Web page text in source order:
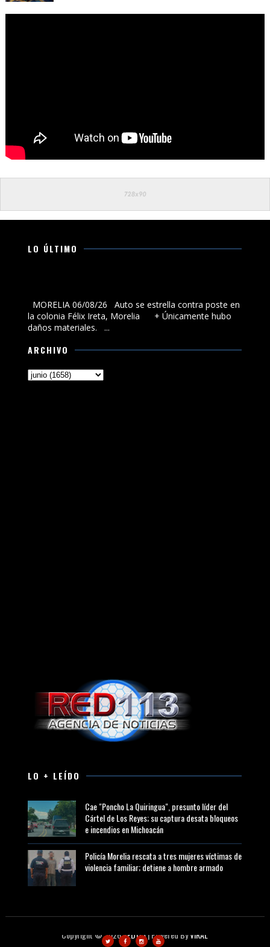
LO ÚLTIMO
MORELIA 06/08/26 Auto se estrella contra poste en
la colonia Félix Ireta, Morelia + Únicamente hubo
daños materiales. ...
ARCHIVO
LO + LEÍDO
Cae "Poncho La Quiringua", presunto líder del
Cártel de Los Reyes; su captura desata bloqueos
e incendios en Michoacán
Policía Morelia rescata a tres mujeres víctimas de
violencia familiar; detiene a hombre armado
Copyright ©2026RED113| Powered ByVIRAL